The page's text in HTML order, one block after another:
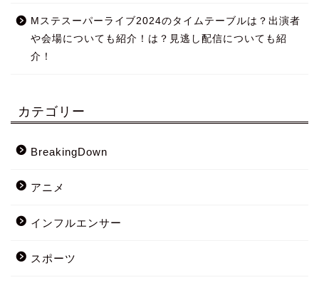
Mステスーパーライブ2024のタイムテーブルは？出演者
や会場についても紹介！は？見逃し配信についても紹
介！
カテゴリー
BreakingDown
アニメ
インフルエンサー
スポーツ